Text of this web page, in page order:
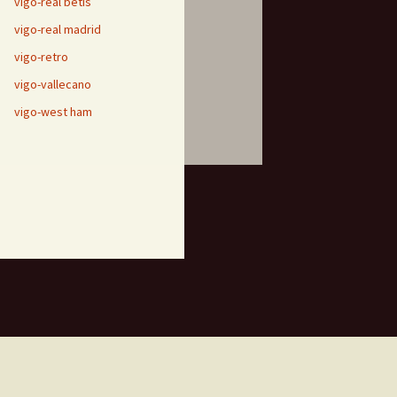
vigo-real madrid
vigo-retro
vigo-vallecano
vigo-west ham